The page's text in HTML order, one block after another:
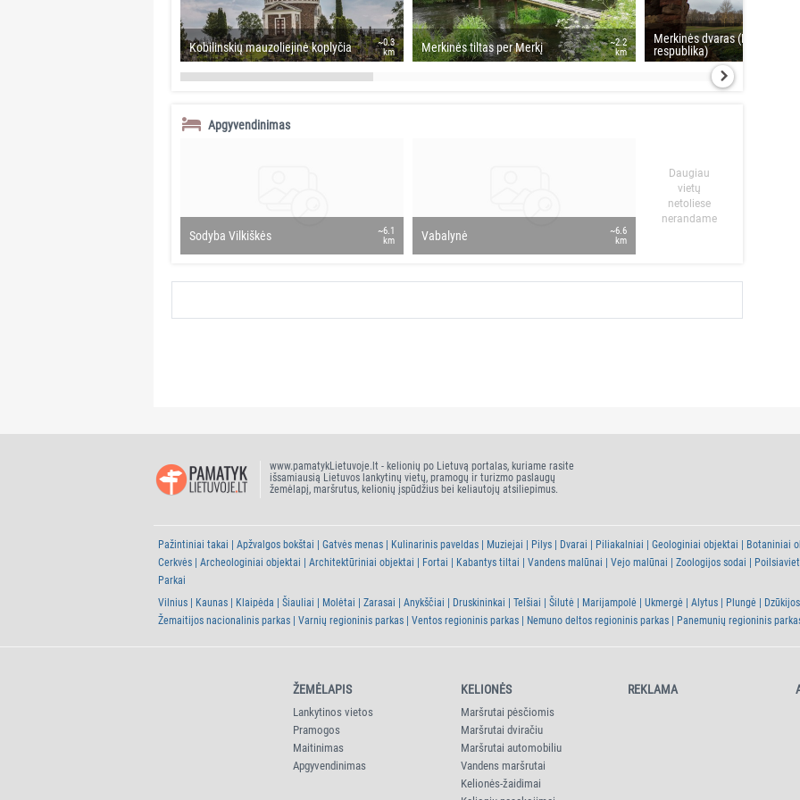
Kobilinskių mauzoliejinė koplyčia
~0.3
km
Merkinės tiltas per Merkį
~2.2
km
Merkinės dvaras (Paulavos
respublika)
Apgyvendinimas
Sodyba Vilkiškės
~6.1
km
Vabalynė
~6.6
km
Daugiau
vietų
netoliese
nerandame
www.pamatykLietuvoje.lt - kelionių po Lietuvą portalas, kuriame rasite
išsamiausią Lietuvos lankytinų vietų, pramogų ir turizmo paslaugų
žemėlapį, maršrutus, kelionių įspūdžius bei keliautojų atsiliepimus.
Pažintiniai takai Apžvalgos bokštai Gatvės menas Kulinarinis paveldas Muziejai Pilys Dvarai Piliakalniai Geologiniai objektai Botaniniai
Cerkvės
Archeologiniai objektai Architektūriniai objektai Fortai Kabantys tiltai Vandens malūnai Vejo malūnai Zoologijos sodai
Parkai
Vilnius
Kaunas Klaipėda Šiauliai Molėtai Zarasai Anykščiai Druskininkai Telšiai Šilutė Marijampolė Ukmergė Alytus Plungė
Žemaitijos nacionalinis parkas
Varnių regioninis parkas Ventos regioninis parkas Nemuno deltos regioninis parkas Panemunių regioninis
ŽEMĖLAPIS
Lankytinos vietos
Pramogos
Maitinimas
Apgyvendinimas
KELIONĖS
Maršrutai pėsčiomis
Maršrutai dviračiu
Maršrutai automobiliu
Vandens maršrutai
Kelionės-žaidimai
REKLAMA